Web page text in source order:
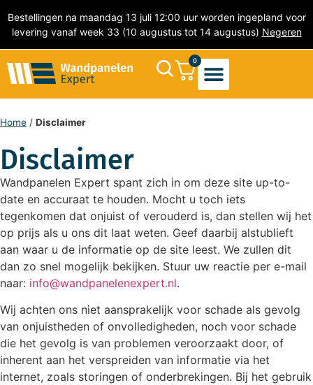
Bestellingen na maandag 13 juli 12:00 uur worden ingepland voor
levering vanaf week 33 (10 augustus tot 14 augustus) Negeren
0
Home / Disclaimer
Disclaimer
Wandpanelen Expert spant zich in om deze site up-to-
date en accuraat te houden. Mocht u toch iets
tegenkomen dat onjuist of verouderd is, dan stellen wij het
op prijs als u ons dit laat weten. Geef daarbij alstublieft
aan waar u de informatie op de site leest. We zullen dit
dan zo snel mogelijk bekijken. Stuur uw reactie per e-mail
naar: info@wandpanelenexpert.nl.
Wij achten ons niet aansprakelijk voor schade als gevolg
van onjuistheden of onvolledigheden, noch voor schade
die het gevolg is van problemen veroorzaakt door, of
inherent aan het verspreiden van informatie via het
internet, zoals storingen of onderbrekingen. Bij het gebruik